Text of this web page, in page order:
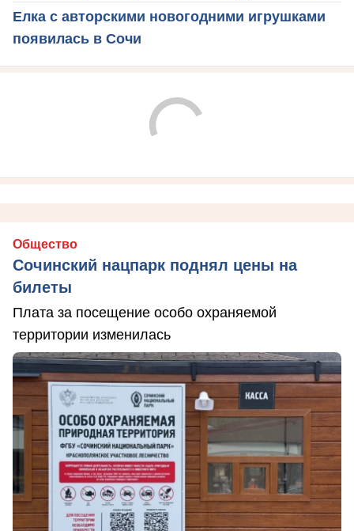
Елка с авторскими новогодними игрушками
появилась в Сочи
Общество
Сочинский нацпарк поднял цены на
билеты
Плата за посещение особо охраняемой
территории изменилась